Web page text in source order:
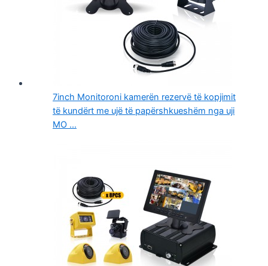
7inch Monitoroni kamerën rezervë të kopjimit
të kundërt me ujë të papërshkueshëm nga uji
MO ...